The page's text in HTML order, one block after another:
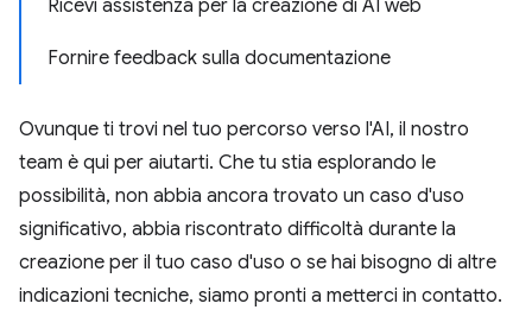
Ricevi assistenza per la creazione di AI web
Fornire feedback sulla documentazione
Ovunque ti trovi nel tuo percorso verso l'AI, il nostro
team è qui per aiutarti. Che tu stia esplorando le
possibilità, non abbia ancora trovato un caso d'uso
significativo, abbia riscontrato difficoltà durante la
creazione per il tuo caso d'uso o se hai bisogno di altre
indicazioni tecniche, siamo pronti a metterci in contatto.